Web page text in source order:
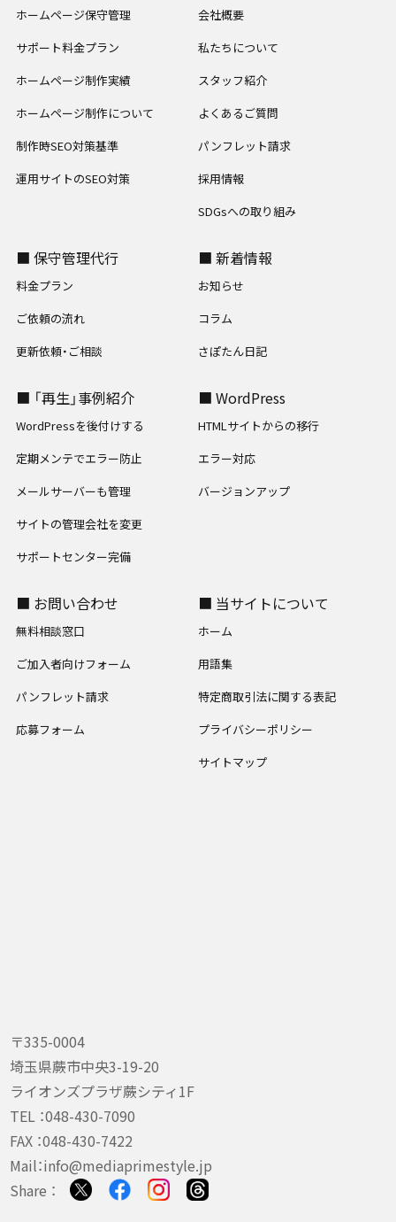
〒335-0004
埼玉県蕨市中央3-19-20
ライオンズプラザ蕨シティ1F
TEL ：048-430-7090
FAX ：048-430-7422
Mail：info@mediaprimestyle.jp
Share ：
ホームページ保守管理
サポート料金プラン
ホームページ制作実績
ホームページ制作について
制作時SEO対策基準
運用サイトのSEO対策
会社概要
私たちについて
スタッフ紹介
よくあるご質問
パンフレット請求
採用情報
SDGsへの取り組み
■ 保守管理代行
料金プラン
ご依頼の流れ
更新依頼・ご相談
■ 新着情報
お知らせ
コラム
さぽたん日記
■ 「再生」事例紹介
WordPressを後付けする
定期メンテでエラー防止
メールサーバーも管理
サイトの管理会社を変更
サポートセンター完備
■ WordPress
HTMLサイトからの移行
エラー対応
バージョンアップ
■ お問い合わせ
無料相談窓口
ご加入者向けフォーム
パンフレット請求
応募フォーム
■ 当サイトについて
ホーム
用語集
特定商取引法に関する表記
プライバシーポリシー
サイトマップ